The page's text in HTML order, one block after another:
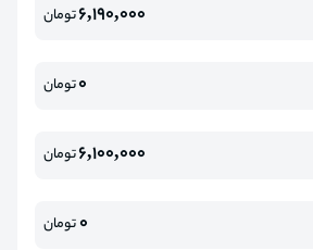
6,190,000تومان
0تومان
6,100,000تومان
0تومان